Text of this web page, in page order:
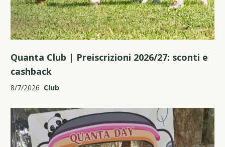
Quanta Club | Preiscrizioni 2026/27: sconti e
cashback
8/7/2026 Club